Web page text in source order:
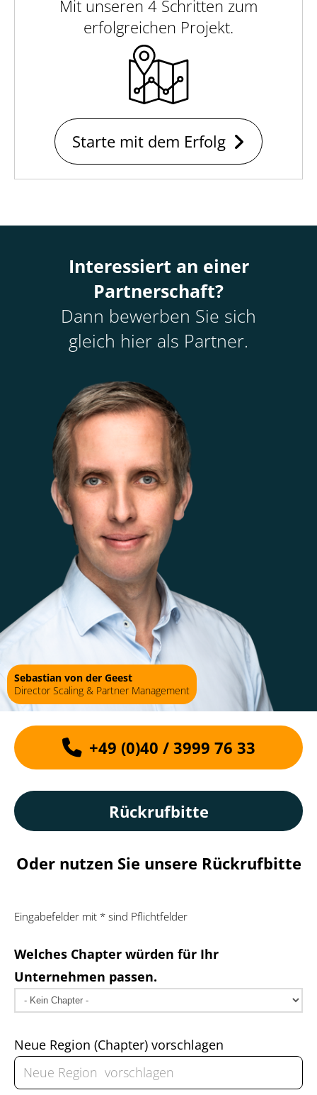
Mit unseren 4 Schritten zum
erfolgreichen Projekt.
Starte mit dem Erfolg
Interessiert an einer
Partnerschaft?
Dann bewerben Sie sich
gleich hier als Partner.
Sebastian von der Geest
Director Scaling & Partner Management
+49 (0)40 / 3999 76 33
Rückrufbitte
Oder nutzen Sie unsere Rückrufbitte
Eingabefelder mit * sind Pflichtfelder
Welches Chapter würden für Ihr
Unternehmen passen.
Neue Region (Chapter) vorschlagen